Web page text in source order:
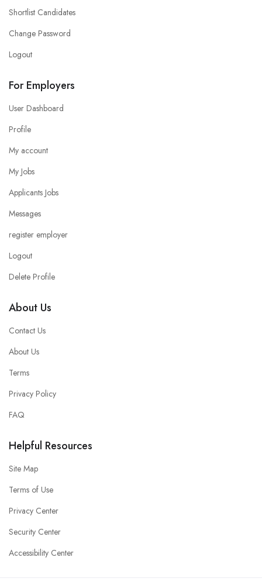
Shortlist Candidates
Change Password
Logout
For Employers
User Dashboard
Profile
My account
My Jobs
Applicants Jobs
Messages
register employer
Logout
Delete Profile
About Us
Contact Us
About Us
Terms
Privacy Policy
FAQ
Helpful Resources
Site Map
Terms of Use
Privacy Center
Security Center
Accessibility Center